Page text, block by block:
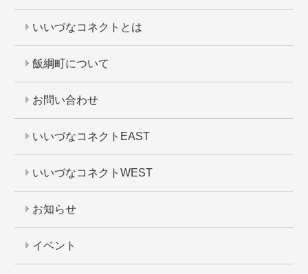
いいづなコネクトとは
飯綱町について
お問い合わせ
いいづなコネクトEAST
いいづなコネクトWEST
お知らせ
イベント